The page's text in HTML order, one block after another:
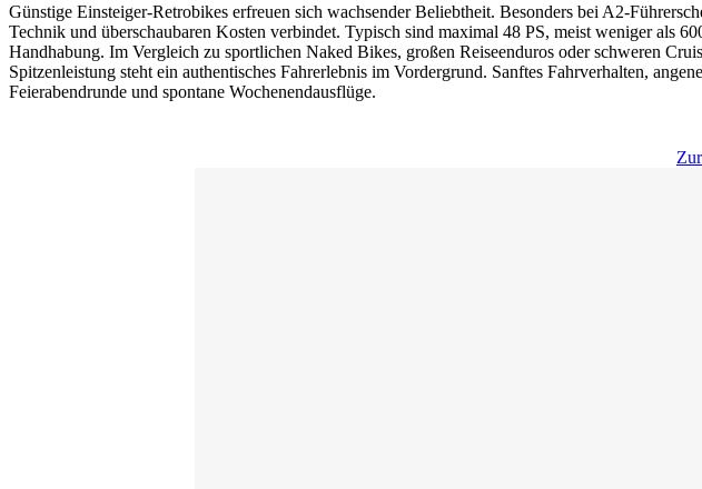
Günstige Einsteiger-Retrobikes erfreuen sich wachsender Beliebtheit. Besonders bei A2-
Technik und überschaubaren Kosten verbindet. Typisch sind maximal 48 PS, meist weniger als
Handhabung. Im Vergleich zu sportlichen Naked Bikes, großen Reiseenduros oder schweren
Spitzenleistung steht ein authentisches Fahrerlebnis im Vordergrund. Sanftes Fahrverhalten,
Feierabendrunde und spontane Wochenendausflüge.